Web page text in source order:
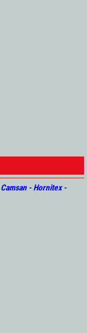
Camsan-Hornitex -